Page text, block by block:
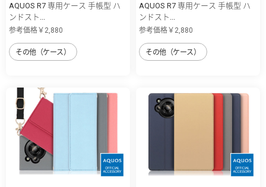
AQUOS R7 専用ケース 手帳型 ハ
ンドスト...
参考価格￥2,880
その他（ケース）
AQUOS R7 専用ケース 手帳型 ハ
ンドスト...
参考価格￥2,880
その他（ケース）